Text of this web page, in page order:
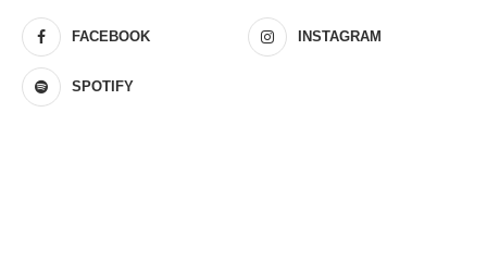
FACEBOOK INSTAGRAM
SPOTIFY